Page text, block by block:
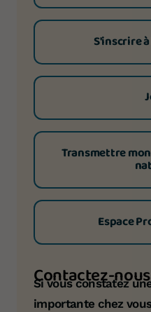
S'inscrire
Transmettre
Espace
Contactez-nous
Si vous constatez
importante chez